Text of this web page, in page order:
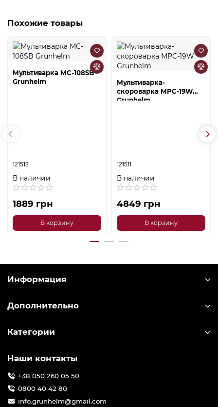
Похожие товары
Мультиварка MC-108SB
Grunhelm
121513
В наличии
1889 грн
В корзину
Мультиварка-
скороварка MPC-19W
Grunhelm
121511
В наличии
4849 грн
В корзину
Информация
Дополнительно
Категории
Наши контакты
+38 050 260 05 50
0800 40 42 80
info.grunhelm@gmail.com